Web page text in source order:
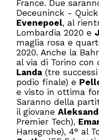
France. Due
Deceuninck -
Evenepoel, al
Lombardia 2020 e
maglia rosa e
2020. Anche la
al via di Torino con
Landa (tre
podio finale) e
e visto in ottima
Saranno della
il giovane
Premier Tech),
Hansgrohe), 4° al